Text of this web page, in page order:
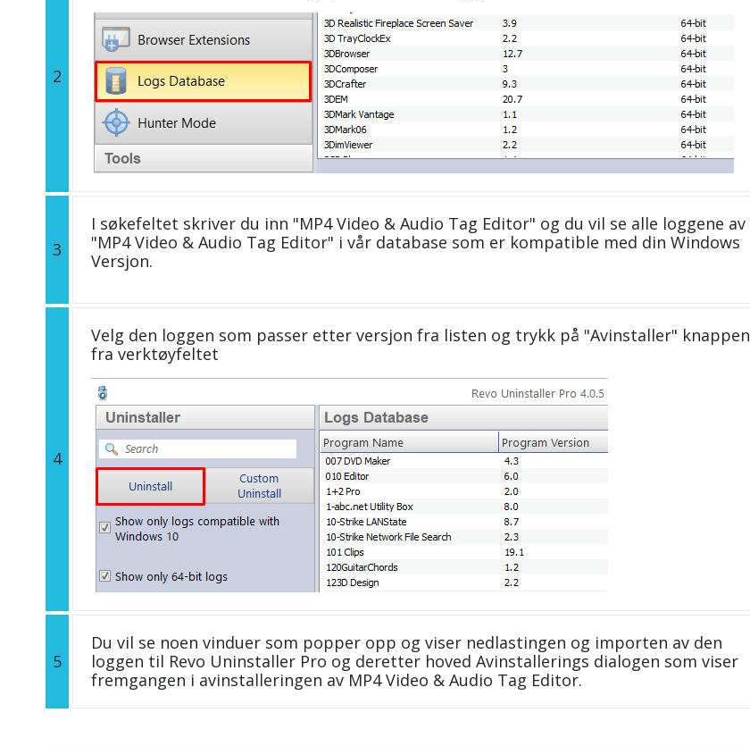
2
3
I søkefeltet skriver du inn "MP4 Video & Audio Tag Editor" og du vil se alle loggene av
"MP4 Video & Audio Tag Editor" i vår database som er kompatible med din Windows
Versjon.
4
Velg den loggen som passer etter versjon fra listen og trykk på "Avinstaller" knappen
fra verktøyfeltet
5
Du vil se noen vinduer som popper opp og viser nedlastingen og importen av den
loggen til Revo Uninstaller Pro og deretter hoved Avinstallerings dialogen som viser
fremgangen i avinstalleringen av MP4 Video & Audio Tag Editor.